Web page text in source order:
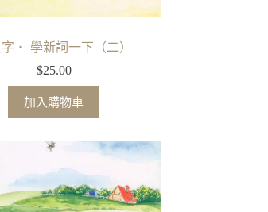
‧ 學新詞一下（二）
$25.00
加入購物車